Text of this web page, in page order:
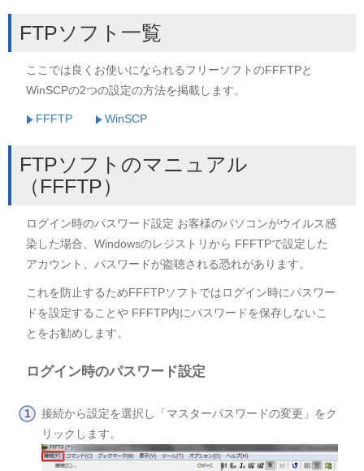
FTPソフト一覧
ここでは良くお使いになられるフリーソフトのFFFTPと
WinSCPの2つの設定の方法を掲載します。
FFFTP WinSCP
FTPソフトのマニュアル
（FFFTP）
ログイン時のパスワード設定 お客様のパソコンがウイルス感
染した場合、Windowsのレジストリから FFFTPで設定した
アカウント、パスワードが盗聴される恐れがあります。
これを防止するためFFFTPソフトではログイン時にパスワー
ドを設定することや FFFTP内にパスワードを保存しないこ
とをお勧めします。
ログイン時のパスワード設定
接続から設定を選択し「マスターパスワードの変更」をク
リックします。